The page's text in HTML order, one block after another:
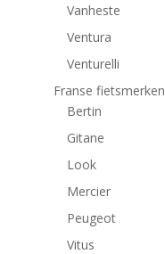
Vanheste
Ventura
Venturelli
Franse fietsmerken
Bertin
Gitane
Look
Mercier
Peugeot
Vitus